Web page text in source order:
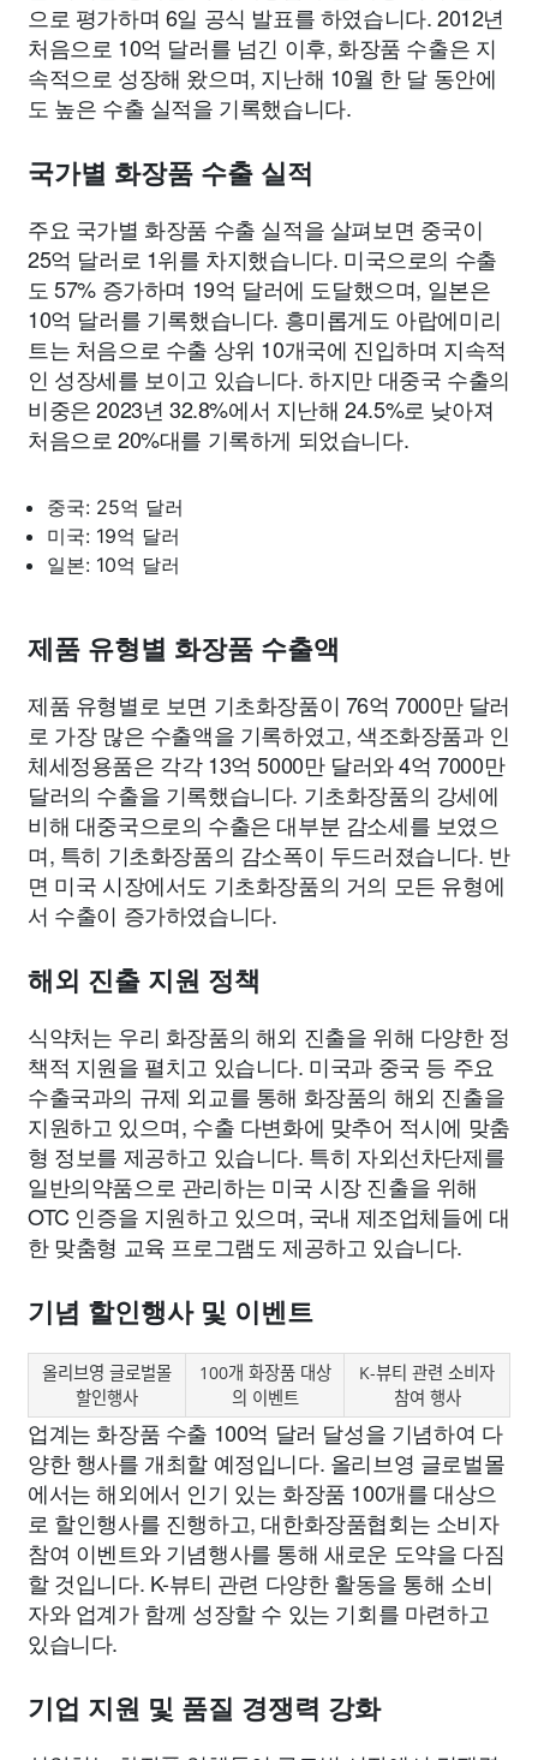
으로 평가하며 6일 공식 발표를 하였습니다. 2012년
처음으로 10억 달러를 넘긴 이후, 화장품 수출은 지
속적으로 성장해 왔으며, 지난해 10월 한 달 동안에
도 높은 수출 실적을 기록했습니다.
국가별 화장품 수출 실적
주요 국가별 화장품 수출 실적을 살펴보면 중국이
25억 달러로 1위를 차지했습니다. 미국으로의 수출
도 57% 증가하며 19억 달러에 도달했으며, 일본은
10억 달러를 기록했습니다. 흥미롭게도 아랍에미리
트는 처음으로 수출 상위 10개국에 진입하며 지속적
인 성장세를 보이고 있습니다. 하지만 대중국 수출의
비중은 2023년 32.8%에서 지난해 24.5%로 낮아져
처음으로 20%대를 기록하게 되었습니다.
중국: 25억 달러
미국: 19억 달러
일본: 10억 달러
제품 유형별 화장품 수출액
제품 유형별로 보면 기초화장품이 76억 7000만 달러
로 가장 많은 수출액을 기록하였고, 색조화장품과 인
체세정용품은 각각 13억 5000만 달러와 4억 7000만
달러의 수출을 기록했습니다. 기초화장품의 강세에
비해 대중국으로의 수출은 대부분 감소세를 보였으
며, 특히 기초화장품의 감소폭이 두드러졌습니다. 반
면 미국 시장에서도 기초화장품의 거의 모든 유형에
서 수출이 증가하였습니다.
해외 진출 지원 정책
식약처는 우리 화장품의 해외 진출을 위해 다양한 정
책적 지원을 펼치고 있습니다. 미국과 중국 등 주요
수출국과의 규제 외교를 통해 화장품의 해외 진출을
지원하고 있으며, 수출 다변화에 맞추어 적시에 맞춤
형 정보를 제공하고 있습니다. 특히 자외선차단제를
일반의약품으로 관리하는 미국 시장 진출을 위해
OTC 인증을 지원하고 있으며, 국내 제조업체들에 대
한 맞춤형 교육 프로그램도 제공하고 있습니다.
기념 할인행사 및 이벤트
올리브영 글로벌몰
할인행사
100개 화장품 대상
의 이벤트
K-뷰티 관련 소비자
참여 행사
업계는 화장품 수출 100억 달러 달성을 기념하여 다
양한 행사를 개최할 예정입니다. 올리브영 글로벌몰
에서는 해외에서 인기 있는 화장품 100개를 대상으
로 할인행사를 진행하고, 대한화장품협회는 소비자
참여 이벤트와 기념행사를 통해 새로운 도약을 다짐
할 것입니다. K-뷰티 관련 다양한 활동을 통해 소비
자와 업계가 함께 성장할 수 있는 기회를 마련하고
있습니다.
기업 지원 및 품질 경쟁력 강화